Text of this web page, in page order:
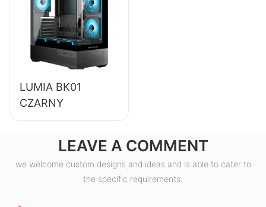
sprawności 85%,
80+ Bronze
ESB550W
LUMIA BK01
CZARNY
LEAVE A COMMENT
we welcome custom designs and ideas and is able to cater to
the specific requirements.